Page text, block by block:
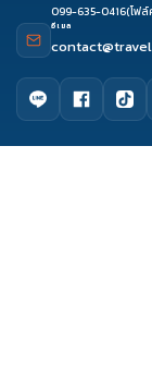
ดูรีวิว
099-635-0416(โฟล์
อีเมล